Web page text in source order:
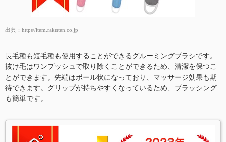
出典： https//item.rakuten.co.jp
長毛種も短毛種も使用することができるグルーミングブラシです。
抜け毛はワンプッシュで取り除くことができるため、清潔を保つこ
とができます。先端はボール状になっており、マッサージ効果も期
待できます。グリップが持ちやすくなっているため、ブラッシング
も簡単です。